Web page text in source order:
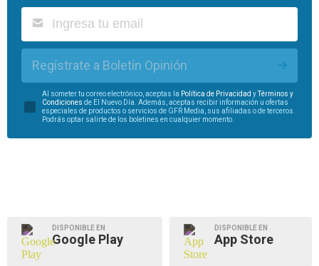
Regístrate a Boletín Opinión
Al someter tu correo electrónico, aceptas la Política de Privacidad yTérminos y
Condiciones de El Nuevo Día. Además, aceptas recibir información u ofertas
especiales de productos o servicios de GFR Media, sus afiliadas o de terceros.
Podrás optar salirte de los boletines en cualquier momento.
DISPONIBLE EN
Google Play
DISPONIBLE EN
App Store